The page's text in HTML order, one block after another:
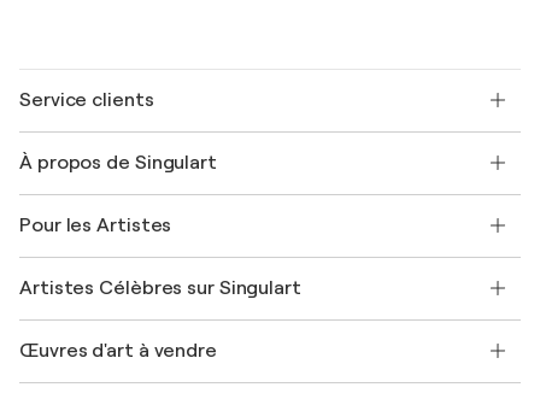
Service clients
Expédition
Offrir une carte cadeau
Rejoignez notre programme commercial
Mon compte
+33 1 76 44 06 42
À propos de Singulart
FAQ
Magazine Singulart
Emplois
Découvrez une sélection d'art original
Pour les Artistes
Se connecter en tant qu'Artiste
Artistes Célèbres sur Singulart
Marc Chagall
Œuvres d'art à vendre